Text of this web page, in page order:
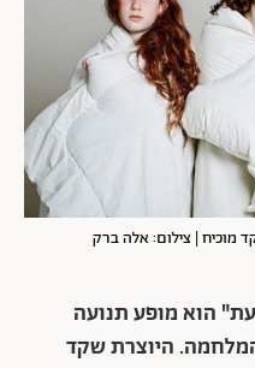
מוכיח | צילום: אלה ברק
הוא מופע תנועה
היוצרת שקד